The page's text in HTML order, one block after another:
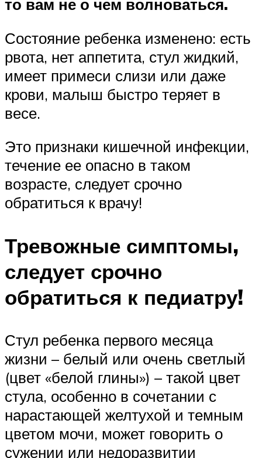
то вам не о чем волноваться.
Состояние ребенка изменено: есть
рвота, нет аппетита, стул жидкий,
имеет примеси слизи или даже
крови, малыш быстро теряет в
весе.
Это признаки кишечной инфекции,
течение ее опасно в таком
возрасте, следует срочно
обратиться к врачу!
Тревожные симптомы,
следует срочно
обратиться к педиатру!
Стул ребенка первого месяца
жизни – белый или очень светлый
(цвет «белой глины») – такой цвет
стула, особенно в сочетании с
нарастающей желтухой и темным
цветом мочи, может говорить о
сужении или недоразвитии